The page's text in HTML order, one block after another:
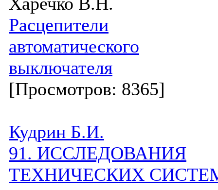
Расцепители
автоматического
выключателя
[Просмотров: 8365]
Кудрин Б.И.
91. ИССЛЕДОВАНИЯ
ТЕХНИЧЕСКИХ